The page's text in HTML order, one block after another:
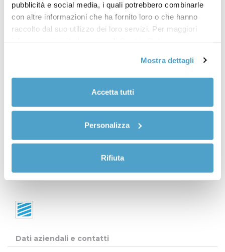
pubblicità e social media, i quali potrebbero combinarle
con altre informazioni che ha fornito loro o che hanno
raccolto dal suo utilizzo dei loro servizi. Per maggiori
Mostra dettagli
Accetta tutti
Personalizza
Rifiuta
Dati aziendali e contatti